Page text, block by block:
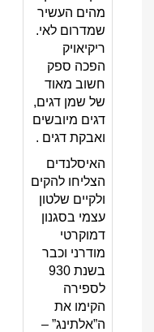
מהים העשיר
שמדרום לאי.
ריקיאויק
הפכה ספק
חשוב מאוד
של שמן דגים,
דגים מיובשים
ואבקת דגים .
האיסלנדים
הצליחו להקים
ולקיים שלטון
עצמי בסגנון
דמוקרטי
מודרני וכבר
בשנת 930
לספירה
הקימו את
ה”אלתינג” –